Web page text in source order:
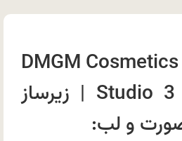
درباره ی پرایمر DMGM Cosmetics
Studio 3 in 1 Primer | زیرساز
و لب: